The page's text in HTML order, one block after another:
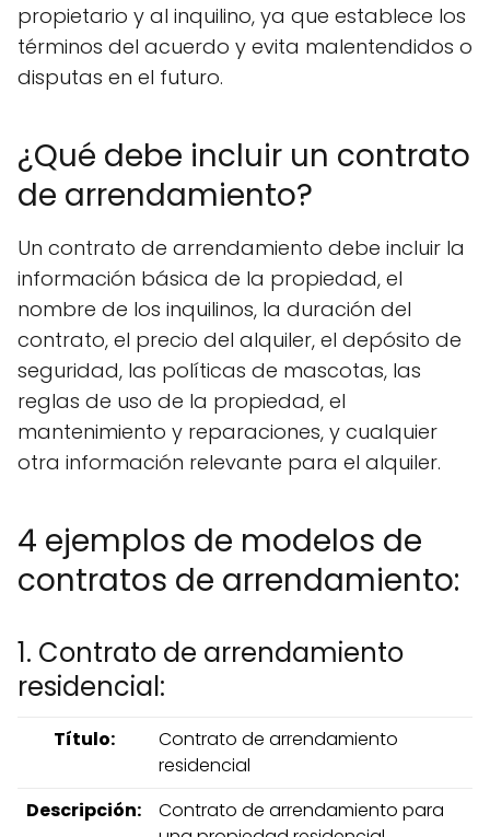
propietario y al inquilino, ya que establece los
términos del acuerdo y evita malentendidos o
disputas en el futuro.
¿Qué debe incluir un contrato
de arrendamiento?
Un contrato de arrendamiento debe incluir la
información básica de la propiedad, el
nombre de los inquilinos, la duración del
contrato, el precio del alquiler, el depósito de
seguridad, las políticas de mascotas, las
reglas de uso de la propiedad, el
mantenimiento y reparaciones, y cualquier
otra información relevante para el alquiler.
4 ejemplos de modelos de
contratos de arrendamiento:
1. Contrato de arrendamiento
residencial:
Título:
Contrato de arrendamiento
residencial
Descripción:
Contrato de arrendamiento para